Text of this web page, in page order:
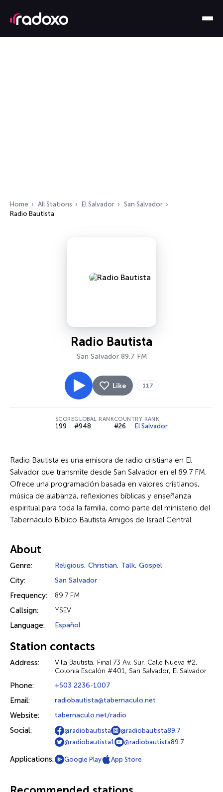
Home All Stations El Salvador
San Salvador
Radio Bautista
Radio Bautista
San Salvador 89.7 FM
Like 117
SCORE
199
GLOBAL RANK
#948
COUNTRY RANK
#26 El Salvador
Radio Bautista es una emisora de radio cristiana en El
Salvador que transmite desde San Salvador en el 89.7 FM.
Ofrece una programación basada en valores cristianos,
música de alabanza, reflexiones bíblicas y enseñanza
espiritual para toda la familia, como parte del ministerio del
Tabernáculo Bíblico Bautista Amigos de Israel Central.
About
Genre: Religious, Christian, Talk, Gospel
City: San Salvador
Frequency: 89.7 FM
Callsign: YSEV
Language: Español
Station contacts
Address:
Villa Bautista, Final 73 Av. Sur, Calle Nueva #2,
Colonia Escalón #401, San Salvador, El Salvador
Phone: +503 2236-1007
Email: radiobautista@tabernaculo.net
Website: tabernaculo.net/radio
Social: @radiobautista
@radiobautista89.7
@radiobautista1
@radiobautista89.7
Applications: Google Play App Store